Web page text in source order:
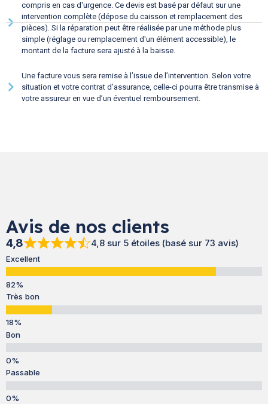
compris en cas d'urgence. Ce devis est basé par défaut sur une
intervention complète (dépose du caisson et remplacement des
pièces). Si la réparation peut être réalisée par une méthode plus
simple (réglage ou remplacement d'un élément accessible), le
montant de la facture sera ajusté à la baisse.
Une facture vous sera remise à l’issue de l’intervention. Selon votre
situation et votre contrat d’assurance, celle-ci pourra être transmise à
votre assureur en vue d’un éventuel remboursement.
Avis de nos clients
4,8 4,8 sur 5 étoiles (basé sur 73 avis)
Excellent
Très bon
Bon
Passable